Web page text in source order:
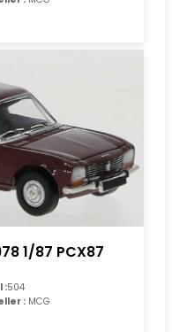
1/87 PCX87
:504
: MCG